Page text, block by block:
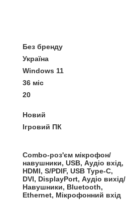
Без бренду
Україна
Windows 11
36 міс
20
Новий
Ігровий ПК
Combo-роз'єм мікрофон/
навушники, USB, Аудіо вхід,
HDMI, S/PDIF, USB Type-C,
DVI, DisplayPort, Аудіо вихід/
Навушники, Bluetooth,
Ethernet, Мікрофонний вхід